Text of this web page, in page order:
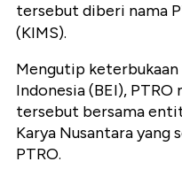
tersebut diberi nama
(KIMS).
Mengutip
Indonesia (BEI), PTRO
tersebut bersama
Karya Nusantara yang
PTRO.